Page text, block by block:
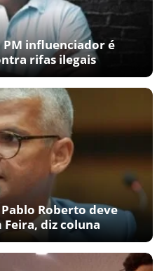
influenciador é
rifas ilegais
Pablo Roberto deve
diz coluna